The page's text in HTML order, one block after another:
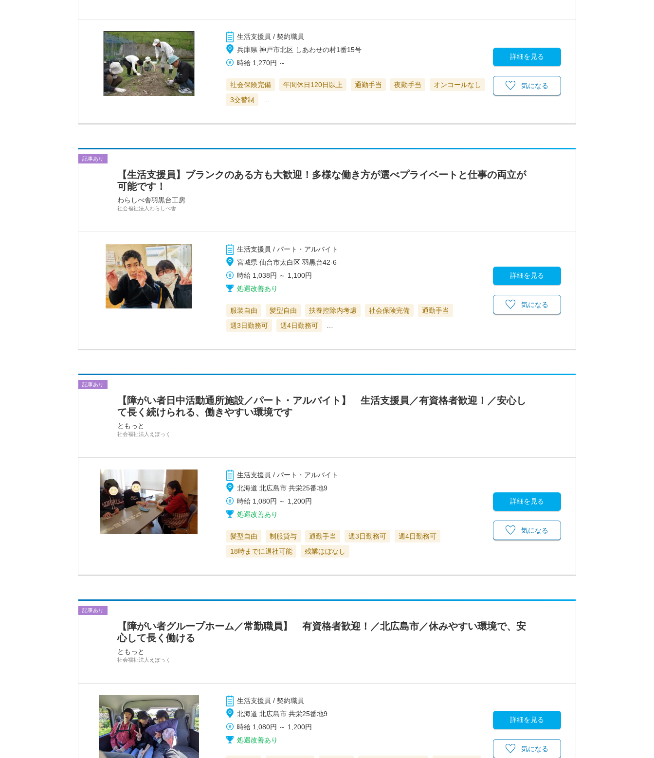
生活支援員 / 契約職員
兵庫県 神戸市北区 しあわせの村1番15号
時給 1,270円 ～
社会保険完備 年間休日120日以上 通勤手当 夜勤手当
オンコールなし
3交替制
詳細を見る
気になる
記事あり
【生活支援員】ブランクのある方も大歓迎！多様な働き方が選べプライベートと仕事の両立が
可能です！
わらしべ舎羽黒台工房
社会福祉法人わらしべ舎
生活支援員 / パート・アルバイト
宮城県 仙台市太白区 羽黒台42-6
時給 1,038円 ～ 1,100円
処遇改善あり
服装自由 髪型自由 扶養控除内考慮 社会保険完備
通勤手当
週3日勤務可
週4日勤務可
詳細を見る
気になる
記事あり
【障がい者日中活動通所施設／パート・アルバイト】 生活支援員／有資格者歓迎！／安心し
て長く続けられる、働きやすい環境です
ともっと
社会福祉法人えぽっく
生活支援員 / パート・アルバイト
北海道 北広島市 共栄25番地9
時給 1,080円 ～ 1,200円
処遇改善あり
髪型自由 制服貸与 通勤手当 週3日勤務可
週4日勤務可
18時までに退社可能
残業ほぼなし
詳細を見る
気になる
記事あり
【障がい者グループホーム／常勤職員】 有資格者歓迎！／北広島市／休みやすい環境で、安
心して長く働ける
ともっと
社会福祉法人えぽっく
生活支援員 / 契約職員
北海道 北広島市 共栄25番地9
時給 1,080円 ～ 1,200円
処遇改善あり
詳細を見る
気になる